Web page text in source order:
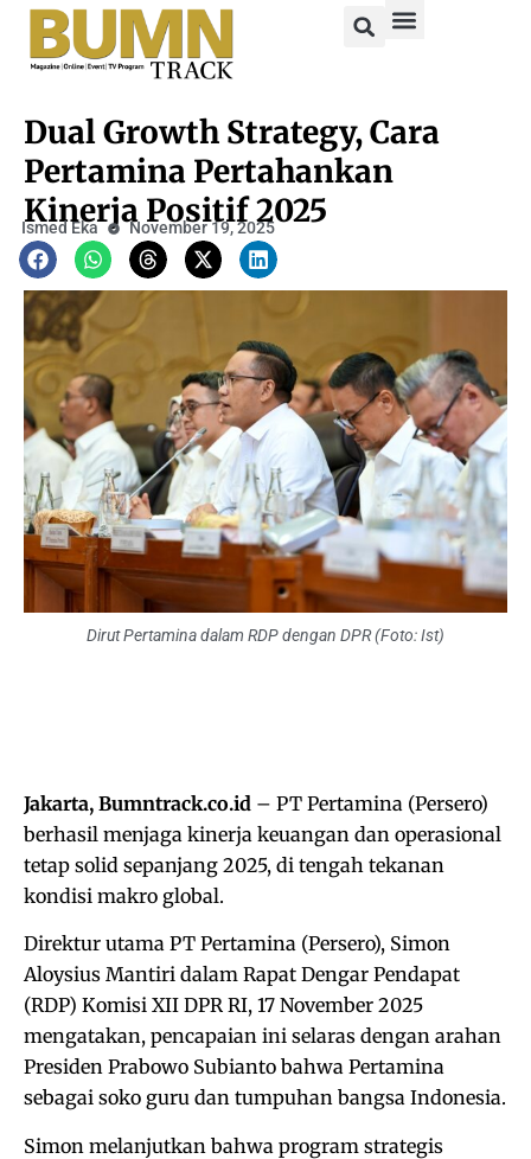
Dual Growth Strategy, Cara
Pertamina Pertahankan
Kinerja Positif 2025
Ismed Eka November 19, 2025
Dirut Pertamina dalam RDP dengan DPR (Foto: Ist)
Jakarta, Bumntrack.co.id – PT Pertamina (Persero)
berhasil menjaga kinerja keuangan dan operasional
tetap solid sepanjang 2025, di tengah tekanan
kondisi makro global.
Direktur utama PT Pertamina (Persero), Simon
Aloysius Mantiri dalam Rapat Dengar Pendapat
(RDP) Komisi XII DPR RI, 17 November 2025
mengatakan, pencapaian ini selaras dengan arahan
Presiden Prabowo Subianto bahwa Pertamina
sebagai soko guru dan tumpuhan bangsa Indonesia.
Simon melanjutkan bahwa program strategis